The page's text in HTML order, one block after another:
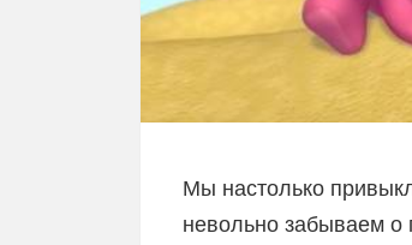
Мы настолько
невольно забываем о